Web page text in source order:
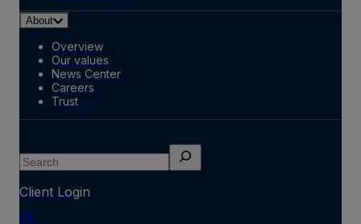
About
Overview
Our values
News Center
Careers
Trust
Search
Client Login